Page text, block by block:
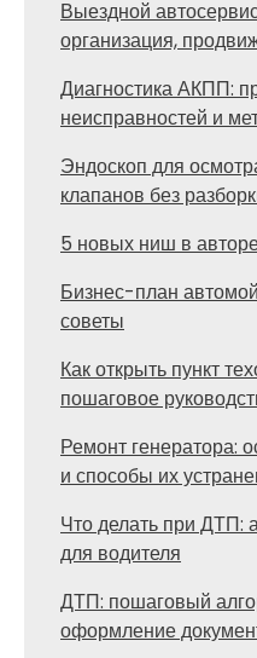
Выездной
организация,
Диагностика АКПП:
неисправностей и
Эндоскоп для
клапанов без
5 новых ниш в
Бизнес-план
советы
Как открыть пункт
пошаговое
Ремонт генератора:
и способы их
Что делать при ДТП:
для водителя
ДТП: пошаговый
оформление